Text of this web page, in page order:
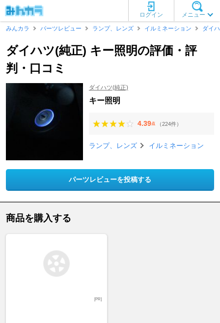
メニュー
ログイン
みんカラ
パーツレビュー ランプ、レンズ イルミネーション ダイ
ダイハツ(純正) キー照明の評価・評
判・口コミ
ダイハツ(純正)
キー照明
4.39点 （224件）
ランプ、レンズ イルミネーション
パーツレビューを投稿する
商品を購入する
[PR]